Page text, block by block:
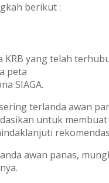
berikut :
yang telah
peta
SIAGA.
terlanda awan
untuk
awan panas,